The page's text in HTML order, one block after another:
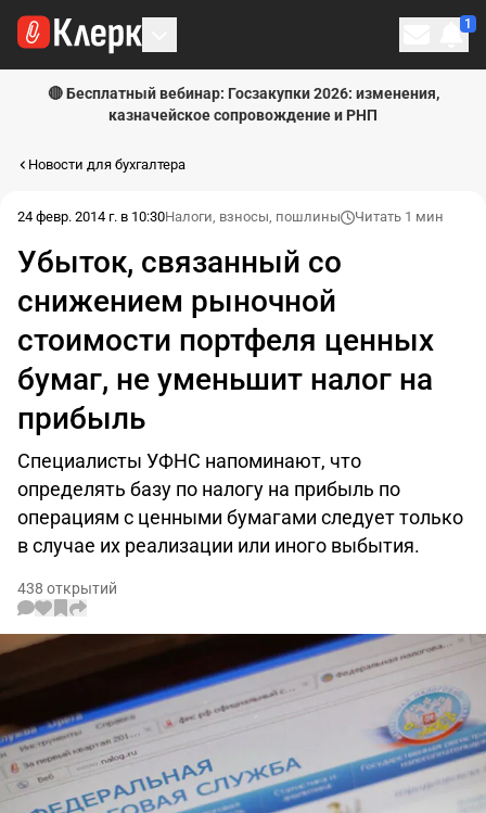
1
🔴 Бесплатный вебинар: Госзакупки 2026: изменения,
казначейское сопровождение и РНП
Новости для бухгалтера
24 февр. 2014 г. в 10:30Налоги, взносы, пошлины Читать 1 мин
Убыток, связанный со
снижением рыночной
стоимости портфеля ценных
бумаг, не уменьшит налог на
прибыль
Специалисты УФНС напоминают, что
определять базу по налогу на прибыль по
операциям с ценными бумагами следует только
в случае их реализации или иного выбытия.
438 открытий